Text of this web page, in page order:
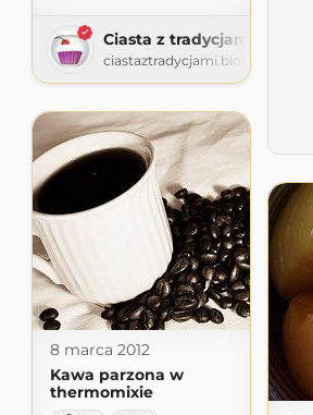
Ciasta z tradycjami
ciastaztradycjami.blogspot.com
8 marca 2012
Kawa parzona w
thermomixie